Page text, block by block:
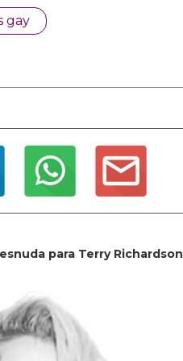
gay
para Terry Richardson